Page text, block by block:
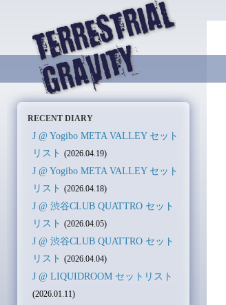
RECENT DIARY
J @ Yogibo META VALLEY セット
リスト (2026.04.19)
J @ Yogibo META VALLEY セット
リスト (2026.04.18)
J @ 渋谷CLUB QUATTRO セット
リスト (2026.04.05)
J @ 渋谷CLUB QUATTRO セット
リスト (2026.04.04)
J @ LIQUIDROOM セットリスト
(2026.01.11)